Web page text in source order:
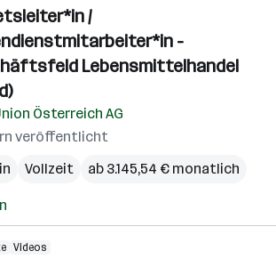
/
-
Lebensmittelhandel
Österreich AG
veröffentlicht
Vollzeit ab 3.145,54 € monatlich
Videos